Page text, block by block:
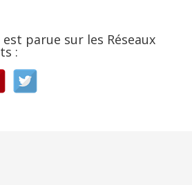
parue sur les Réseaux
: